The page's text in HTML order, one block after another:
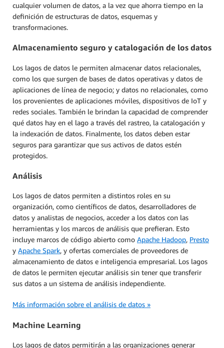
cualquier volumen de datos, a la vez que ahorra tiempo en la
definición de estructuras de datos, esquemas y
transformaciones.
Almacenamiento seguro y catalogación de los datos
Los lagos de datos le permiten almacenar datos relacionales,
como los que surgen de bases de datos operativas y datos de
aplicaciones de línea de negocio; y datos no relacionales, como
los provenientes de aplicaciones móviles, dispositivos de IoT y
redes sociales. También le brindan la capacidad de comprender
qué datos hay en el lago a través del rastreo, la catalogación y
la indexación de datos. Finalmente, los datos deben estar
seguros para garantizar que sus activos de datos estén
protegidos.
Análisis
Los lagos de datos permiten a distintos roles en su
organización, como científicos de datos, desarrolladores de
datos y analistas de negocios, acceder a los datos con las
herramientas y los marcos de análisis que prefieran. Esto
incluye marcos de código abierto como Apache Hadoop, Presto
y Apache Spark, y ofertas comerciales de proveedores de
almacenamiento de datos e inteligencia empresarial. Los lagos
de datos le permiten ejecutar análisis sin tener que transferir
sus datos a un sistema de análisis independiente.
Más información sobre el análisis de datos »
Machine Learning
Los lagos de datos permitirán a las organizaciones generar